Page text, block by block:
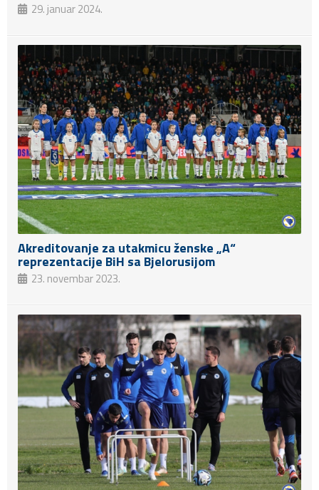
29. januar 2024.
Akreditovanje za utakmicu ženske „A“
reprezentacije BiH sa Bjelorusijom
23. novembar 2023.